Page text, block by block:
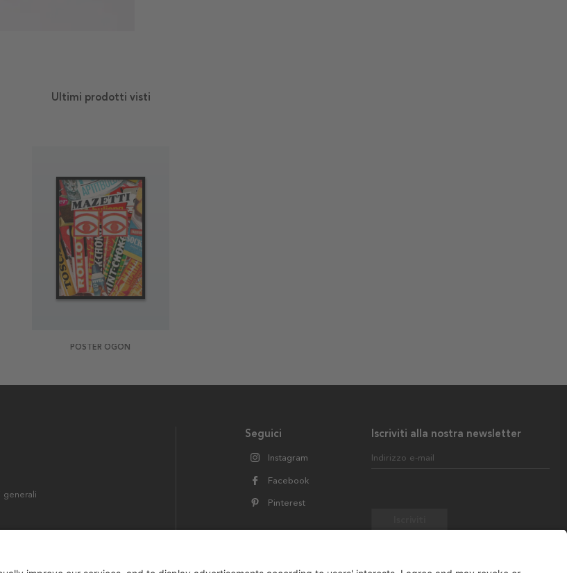
Ultimi prodotti visti
POSTER ÖGON
Iscriviti alla nostra newsletter
Indirizzo e-mail
Seguici
Instagram
Facebook
Pinterest
generali